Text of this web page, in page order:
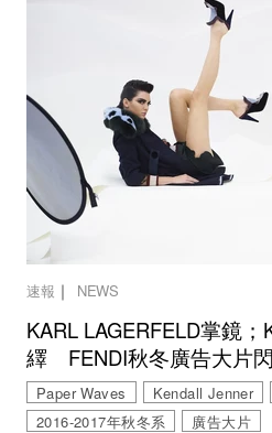
速報 ｜ NEWS
KARL LAGERFELD掌鏡；
繹 FENDI秋冬廣告大片
Paper Waves Kendall Jenner
2016-2017年秋冬系
廣告大片